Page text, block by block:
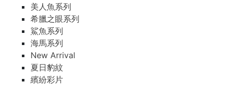
美人魚系列
希臘之眼系列
鯊魚系列
海馬系列
New Arrival
夏日豹紋
繽紛彩片